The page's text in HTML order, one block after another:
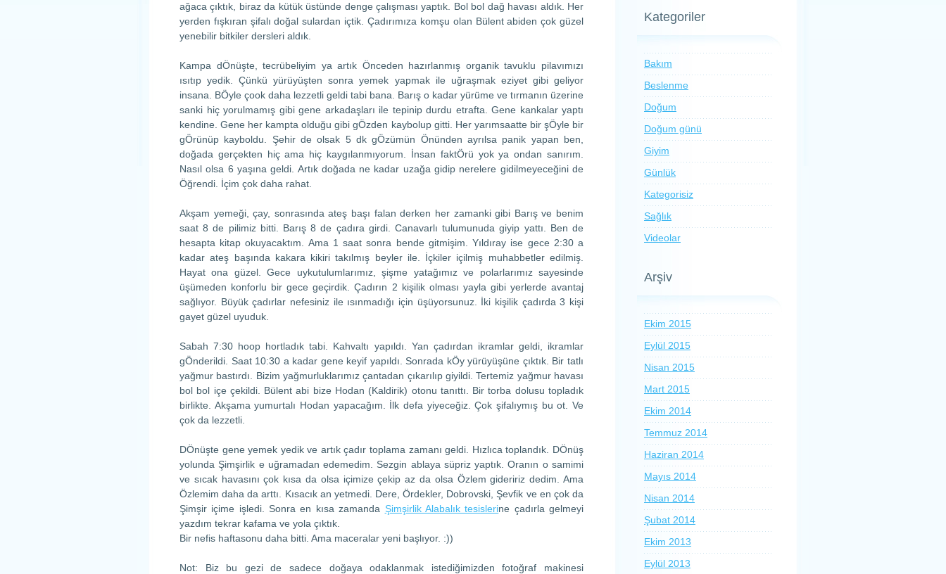
ağaca çıktık, biraz da kütük üstünde denge çalışması yaptık. Bol bol dağ havası aldık. Her
yerden fışkıran şifalı doğal sulardan içtik. Çadırımıza komşu olan Bülent abiden çok güzel
yenebilir bitkiler dersleri aldık.
Kampa dÖnüşte, tecrübeliyim ya artık Önceden hazırlanmış organik tavuklu pilavımızı
ısıtıp yedik. Çünkü yürüyüşten sonra yemek yapmak ile uğraşmak eziyet gibi geliyor
insana. BÖyle çook daha lezzetli geldi tabi bana. Barış o kadar yürüme ve tırmanın üzerine
sanki hiç yorulmamış gibi gene arkadaşları ile tepinip durdu etrafta. Gene kankalar yaptı
kendine. Gene her kampta olduğu gibi gÖzden kaybolup gitti. Her yarımsaatte bir şÖyle bir
gÖrünüp kayboldu. Şehir de olsak 5 dk gÖzümün Önünden ayrılsa panik yapan ben,
doğada gerçekten hiç ama hiç kaygılanmıyorum. İnsan faktÖrü yok ya ondan sanırım.
Nasıl olsa 6 yaşına geldi. Artık doğada ne kadar uzağa gidip nerelere gidilmeyeceğini de
Öğrendi. İçim çok daha rahat.
Akşam yemeği, çay, sonrasında ateş başı falan derken her zamanki gibi Barış ve benim
saat 8 de pilimiz bitti. Barış 8 de çadıra girdi. Canavarlı tulumunuda giyip yattı. Ben de
hesapta kitap okuyacaktım. Ama 1 saat sonra bende gitmişim. Yıldıray ise gece 2:30 a
kadar ateş başında kakara kikiri takılmış beyler ile. İçkiler içilmiş muhabbetler edilmiş.
Hayat ona güzel. Gece uykutulumlarımız, şişme yatağımız ve polarlarımız sayesinde
üşümeden konforlu bir gece geçirdik. Çadırın 2 kişilik olması yayla gibi yerlerde avantaj
sağlıyor. Büyük çadırlar nefesiniz ile ısınmadığı için üşüyorsunuz. İki kişilik çadırda 3 kişi
gayet güzel uyuduk.
Sabah 7:30 hoop hortladık tabi. Kahvaltı yapıldı. Yan çadırdan ikramlar geldi, ikramlar
gÖnderildi. Saat 10:30 a kadar gene keyif yapıldı. Sonrada kÖy yürüyüşüne çıktık. Bir tatlı
yağmur bastırdı. Bizim yağmurluklarımız çantadan çıkarılıp giyildi. Tertemiz yağmur havası
bol bol içe çekildi. Bülent abi bize Hodan (Kaldirik) otonu tanıttı. Bir torba dolusu topladık
birlikte. Akşama yumurtalı Hodan yapacağım. İlk defa yiyeceğiz. Çok şifalıymış bu ot. Ve
çok da lezzetli.
DÖnüşte gene yemek yedik ve artık çadır toplama zamanı geldi. Hızlıca toplandık. DÖnüş
yolunda Şimşirlik e uğramadan edemedim. Sezgin ablaya süpriz yaptık. Oranın o samimi
ve sıcak havasını çok kısa da olsa içimize çekip az da olsa Özlem gideririz dedim. Ama
Özlemim daha da arttı. Kısacık an yetmedi. Dere, Ördekler, Dobrovski, Şevfik ve en çok da
Şimşir içime işledi. Sonra en kısa zamanda Şimşirlik Alabalık tesislerine çadırla gelmeyi
yazdım tekrar kafama ve yola çıktık.
Bir nefis haftasonu daha bitti. Ama maceralar yeni başlıyor. :))
Not: Biz bu gezi de sadece doğaya odaklanmak istediğimizden fotoğraf makinesi
Kategoriler
Bakım
Beslenme
Doğum
Doğum günü
Giyim
Günlük
Kategorisiz
Sağlık
Videolar
Arşiv
Ekim 2015
Eylül 2015
Nisan 2015
Mart 2015
Ekim 2014
Temmuz 2014
Haziran 2014
Mayıs 2014
Nisan 2014
Şubat 2014
Ekim 2013
Eylül 2013